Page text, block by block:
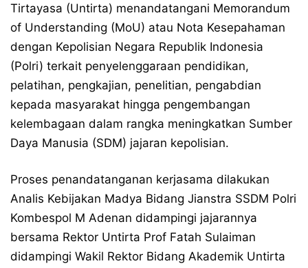
Tirtayasa (Untirta) menandatangani Memorandum
of Understanding (MoU) atau Nota Kesepahaman
dengan Kepolisian Negara Republik Indonesia
(Polri) terkait penyelenggaraan pendidikan,
pelatihan, pengkajian, penelitian, pengabdian
kepada masyarakat hingga pengembangan
kelembagaan dalam rangka meningkatkan Sumber
Daya Manusia (SDM) jajaran kepolisian.
Proses penandatanganan kerjasama dilakukan
Analis Kebijakan Madya Bidang Jianstra SSDM Polri
Kombespol M Adenan didampingi jajarannya
bersama Rektor Untirta Prof Fatah Sulaiman
didampingi Wakil Rektor Bidang Akademik Untirta